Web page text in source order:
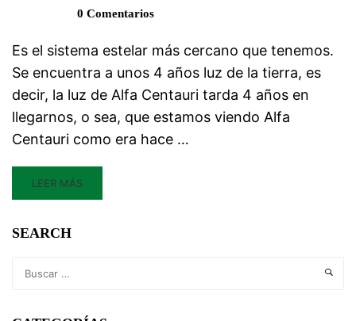
0 Comentarios
Es el sistema estelar más cercano que tenemos.
Se encuentra a unos 4 años luz de la tierra, es
decir, la luz de Alfa Centauri tarda 4 años en
llegarnos, o sea, que estamos viendo Alfa
Centauri como era hace …
LEER MÁS
SEARCH